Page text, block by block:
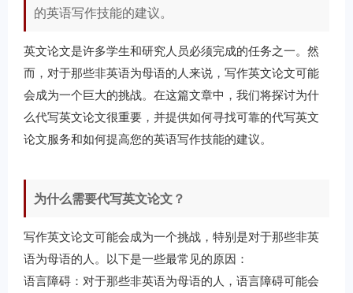
的英语写作技能的建议。
英文论文是许多学生和研究人员必须完成的任务之一。然
而，对于那些非英语为母语的人来说，写作英文论文可能
会成为一个巨大的挑战。在这篇文章中，我们将探讨为什
么代写英文论文很重要，并提供如何寻找可靠的代写英文
论文服务和如何提高您的英语写作技能的建议。
为什么需要代写英文论文？
写作英文论文可能会成为一个挑战，特别是对于那些非英
语为母语的人。以下是一些最常见的原因：
语言障碍：对于那些非英语为母语的人，语言障碍可能会